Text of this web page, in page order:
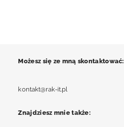
Możesz się ze mną skontaktować:
kontakt@rak-it.pl
application
Znajdziesz mnie także: